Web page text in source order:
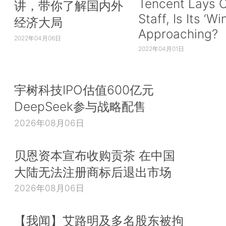
讲，带你了解国内外
经济大局
2022年04月06日
Tencent Lays
Staff, Is Its
Approaching?
2022年04月01日
宇树科技IPO估值600亿元
DeepSeek参与战略配售
2026年08月06日
贝恩资本宣布收购贡茶 在中国
大陆无法注册商标后退出市场
2026年08月06日
【我闻】艾路明及多名股东被拘